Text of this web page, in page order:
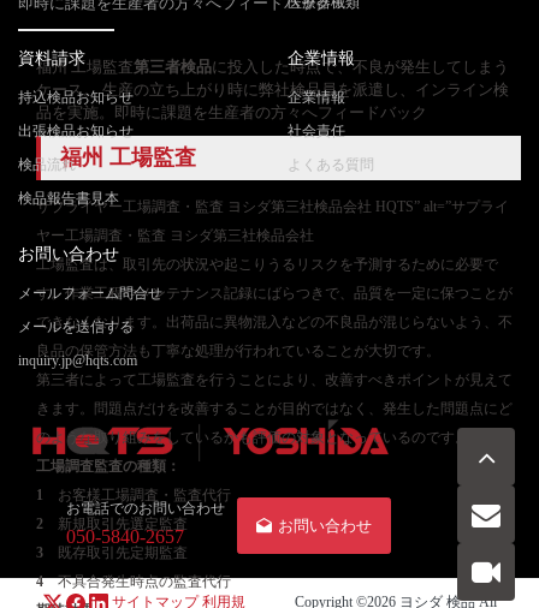
福州 工場監査第三者検品に投入した時点で、不良が発生してしまう
ケース。 生産の立ち上がり時に弊社検品員を派遣し、インライン検
品を実施。即時に課題を生産者の方々へフィードバック
福州 工場監査
サプライヤー工場調査・監査 ヨシダ第三社検品会社 HQTS” alt=”サプライ
ヤー工場調査・監査 ヨシダ第三社検品会社
工場監査は、取引先の状況や起こりうるリスクを予測するために必要で
す。作業工程やメンテナンス記録にばらつきで、品質を一定に保つことが
できなくなります。出荷品に異物混入などの不良品が混じらないよう、不
良品の保管方法も丁寧な処理が行われていることが大切です。
第三者によって工場監査を行うことにより、改善すべきポイントが見えて
きます。問題点だけを改善することが目的ではなく、発生した問題点にど
のような取り組みをしているかも評価の対象となっているのです。
工場調査監査の種類：
1
お客様工場調査・監査代行
2 新規取引先選定監査
3 既存取引先定期監査
4不具合発生時点の監査代行
資料請求
持込検品お知らせ
出張検品お知らせ
検品流れ
検品報告書見本
企業情報
企業情報
社会責任
よくある質問
お問い合わせ
メールフォーム問合せ
メールを送信する
inquiry.jp@hqts.com
お電話でのお問い合わせ
050-5840-2657
お問い合わせ
サイトマップ 利用規 Copyright ©2026 ヨシダ 検品All